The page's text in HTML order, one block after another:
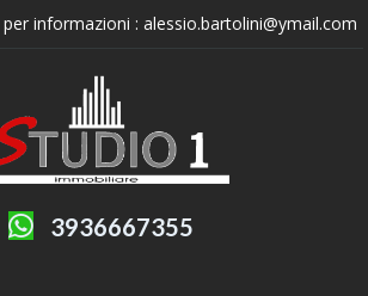
per informazioni : alessio.bartolini@ymail.com
3936667355